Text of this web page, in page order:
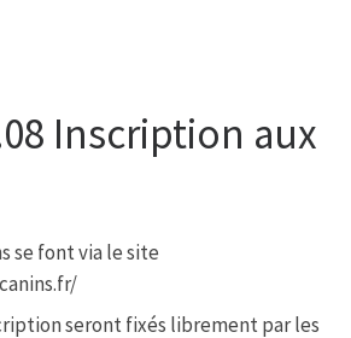
Inscription aux
se font via le site
seront fixés librement par les